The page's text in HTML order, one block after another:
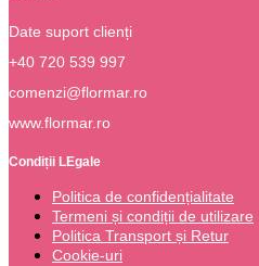
Date suport clienți
+40 720 539 997
comenzi@flormar.ro
www.flormar.ro
Condiții LEgale
Politica de confidențialitate
Termeni și condiții de utilizare
Politica Transport și Retur
Cookie-uri